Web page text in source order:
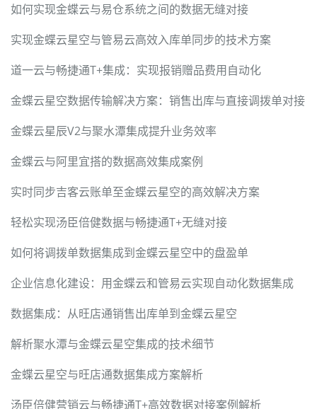
如何实现金蝶云与易仓系统之间的数据无缝对接
实现金蝶云星空与管易云高效入库单同步的技术方案
道一云与畅捷通T+集成：实现报销赠品费用自动化
金蝶云星空数据传输解决方案：销售出库与直接调拨单对接
金蝶云星辰V2与聚水潭集成提升业务效率
金蝶云与阿里宜搭的数据高效集成案例
实时同步吉客云账单至金蝶云星空的高效解决方案
轻松实现汤臣倍健数据与畅捷通T+无缝对接
如何将调拨单数据集成到金蝶云星空中的盘盈单
企业信息化建设：用金蝶云和管易云实现自动化数据集成
数据集成：从旺店通销售出库单到金蝶云星空
解析聚水潭与金蝶云星空集成的技术细节
金蝶云星空与旺店通数据集成方案解析
汤臣倍健营销云与畅捷通T+高效数据对接案例解析